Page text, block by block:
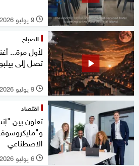
l 9 يوليو 2026
الصباح
لأول مرة...
تصل إلى
l 9 يوليو 2026
اقتصاد
الاصطناعي
l 6 يوليو 2026